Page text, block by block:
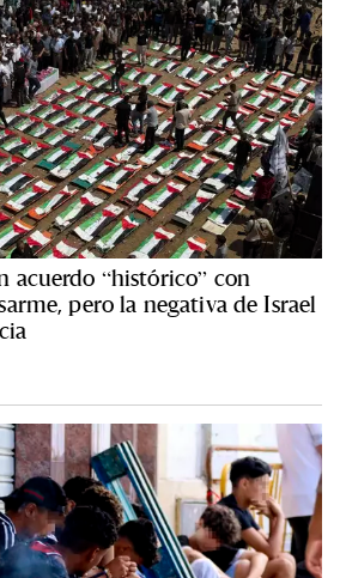
acuerdo “histórico” con
pero la negativa de Israel